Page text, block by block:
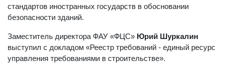
стандартов иностранных государств в обосновании
безопасности зданий.
Заместитель директора ФАУ «ФЦС» Юрий Шуркалин
выступил с докладом «Реестр требований - единый ресурс
управления требованиями в строительстве».